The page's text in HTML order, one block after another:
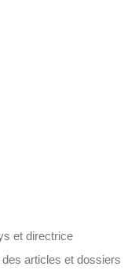
et directrice
articles et dossiers